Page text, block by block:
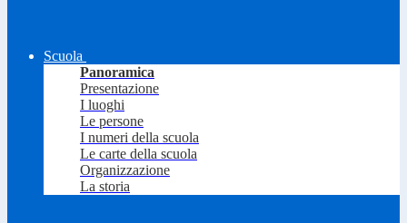
Scuola
Panoramica
Presentazione
I luoghi
Le persone
I numeri della scuola
Le carte della scuola
Organizzazione
La storia